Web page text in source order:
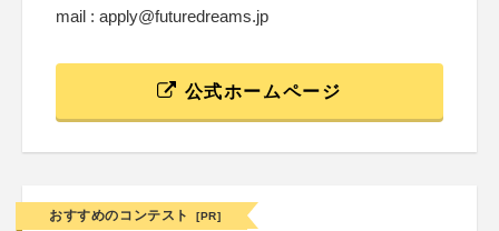
mail : apply@futuredreams.jp
公式ホームページ
おすすめのコンテスト [PR]